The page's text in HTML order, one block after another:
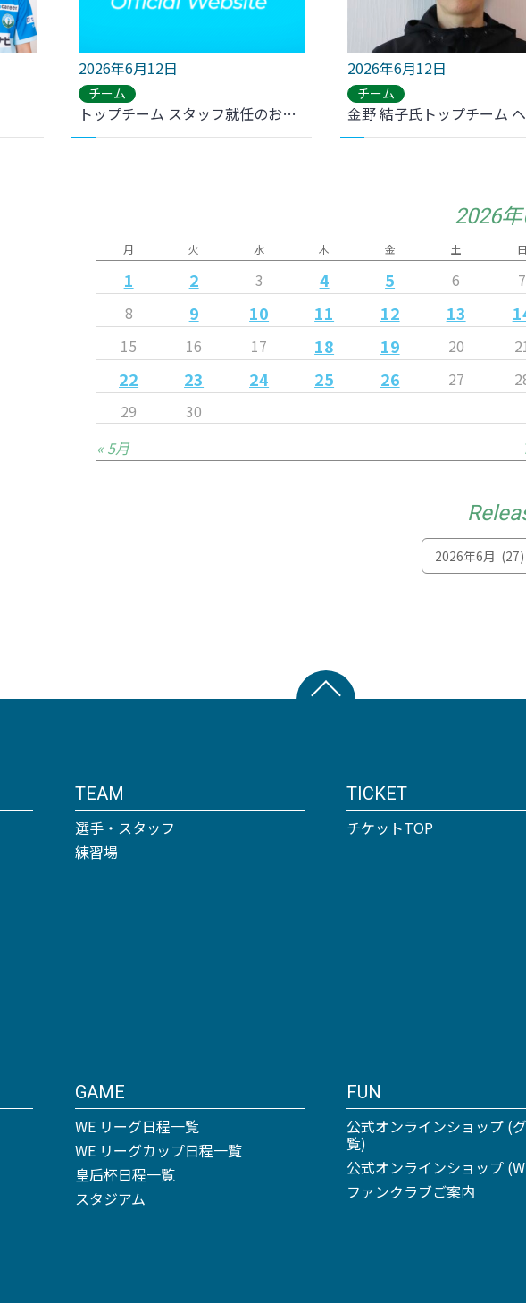
2026年6月12日
チーム
トップチーム スタッフ就任のお知らせ
2026年6月12日
チーム
2026
月 火 水 木 金 土 日
1 2 3 4 5 6
7
8
9 10 11 12 13
15 16 17 18 19 20
22 23 24 25 26 27
29
30
« 5月
TEAM
選手・スタッフ
練習場
GAME
WE リーグ日程一覧
WE リーグカップ日程一覧
皇后杯日程一覧
スタジアム
TICKET
チケットTOP
FUN
公式オンラインショップ (
覧)
公式オンラインショップ
ファンクラブご案内